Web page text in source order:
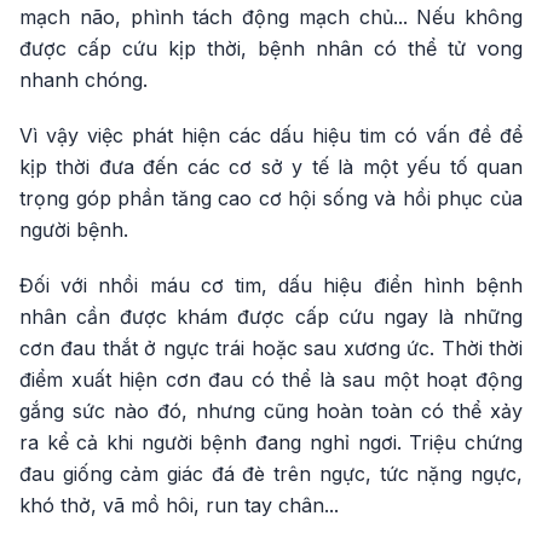
mạch não, phình tách động mạch chủ... Nếu không
được cấp cứu kịp thời, bệnh nhân có thể tử vong
nhanh chóng.
Vì vậy việc phát hiện các dấu hiệu tim có vấn đề để
kịp thời đưa đến các cơ sở y tế là một yếu tố quan
trọng góp phần tăng cao cơ hội sống và hồi phục của
người bệnh.
Đối với nhồi máu cơ tim, dấu hiệu điển hình bệnh
nhân cần được khám được cấp cứu ngay là những
cơn đau thắt ở ngực trái hoặc sau xương ức. Thời thời
điểm xuất hiện cơn đau có thể là sau một hoạt động
gắng sức nào đó, nhưng cũng hoàn toàn có thể xảy
ra kể cả khi người bệnh đang nghỉ ngơi. Triệu chứng
đau giống cảm giác đá đè trên ngực, tức nặng ngực,
khó thở, vã mồ hôi, run tay chân...